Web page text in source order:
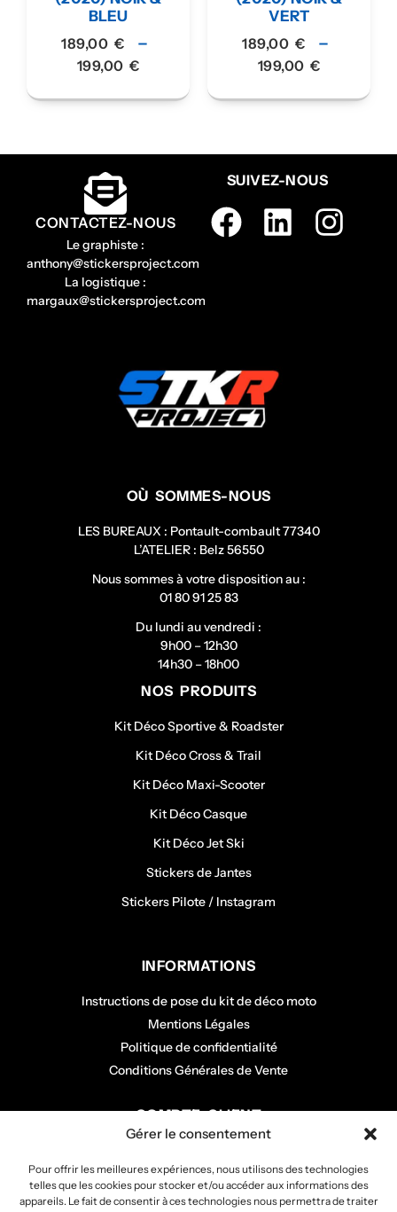
Gérer le consentement
Pour offrir les meilleures expériences, nous utilisons des technologies
telles que les cookies pour stocker et/ou accéder aux informations des
appareils. Le fait de consentir à ces technologies nous permettra de traiter
BLEU
189,00 € –
199,00 €
VERT
189,00 € –
199,00 €
CONTACTEZ-NOUS
Le graphiste :
anthony@stickersproject.com
La logistique :
margaux@stickersproject.com
SUIVEZ-NOUS
OÙ SOMMES-NOUS
LES BUREAUX : Pontault-combault 77340
L’ATELIER : Belz 56550
Nous sommes à votre disposition au :
01 80 91 25 83
Du lundi au vendredi :
9h00 – 12h30
14h30 – 18h00
NOS PRODUITS
Kit Déco Sportive & Roadster
Kit Déco Cross & Trail
Kit Déco Maxi-Scooter
Kit Déco Casque
Kit Déco Jet Ski
Stickers de Jantes
Stickers Pilote / Instagram
INFORMATIONS
Instructions de pose du kit de déco moto
Mentions Légales
Politique de confidentialité
Conditions Générales de Vente
COMPTE CLIENT
Mon compte
Mes commandes